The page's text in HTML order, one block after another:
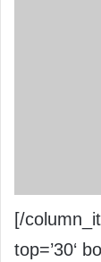
[/
top=’30‘